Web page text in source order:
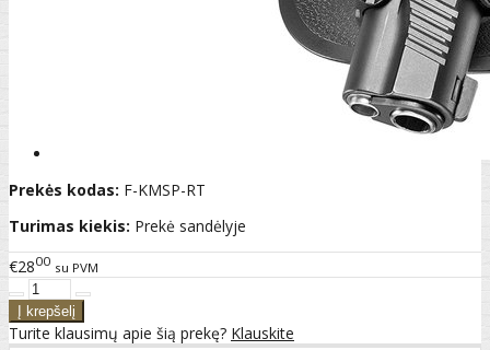
Prekės kodas: F-KMSP-RT
Turimas kiekis: Prekė sandėlyje
€2800 su PVM
Turite klausimų apie šią prekę? Klauskite